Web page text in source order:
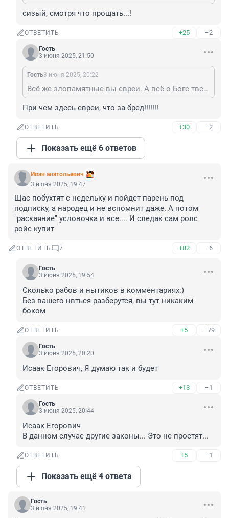
сизый, смотря что прощать...!
ОТВЕТИТЬ +25 –2
Гость
3 июня 2025, 21:50
Гость3 июня 2025, 20:22
Всё же злопамятные вы евреи. А всё о Боге твердите: - Ибо если вы будете прощать людям согрешения их, то простит и вам Отец ваш Небесный. Толкование Евангелие от Матфея 6:14
При чем здесь евреи, что за бред!!!!!!!
ОТВЕТИТЬ +30 –2
Показать ещё 6 ответов
Иван анатольевич
3 июня 2025, 19:47
Щас побухтят с недельку и пойдет парень под
подписку, а народец и не вспомнит даже. А потом
"раскаяние" условочка и все.... И следак сам ролс
ройс купит
ОТВЕТИТЬ 7 +82 –6
Гость
3 июня 2025, 19:54
Сколько рабов и нытиков в комментариях:)
Без вашего нвться разберутся, вы тут никаким
боком
ОТВЕТИТЬ +5 –79
Гость
3 июня 2025, 20:20
Исаак Егорович, Я думаю так и будет
ОТВЕТИТЬ +13 –1
Гость
3 июня 2025, 20:44
Исаак Егорович
В данном случае другие законы... Это не простят...
ОТВЕТИТЬ +5 –1
Показать ещё 4 ответа
Гость
3 июня 2025, 19:41